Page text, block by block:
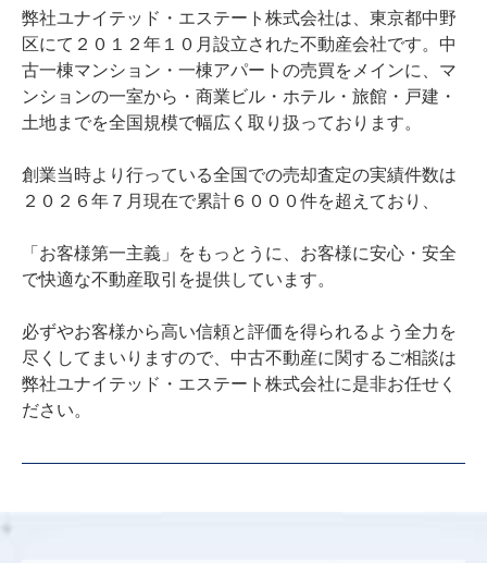
弊社ユナイテッド・エステート株式会社は、東京都中野
区にて２０１２年１０月設立された不動産会社です。中
古一棟マンション・一棟アパートの売買をメインに、マ
ンションの一室から・商業ビル・ホテル・旅館・戸建・
土地までを全国規模で幅広く取り扱っております。
創業当時より行っている全国での売却査定の実績件数は
２０２６年７月現在で累計６０００件を超えており、
「お客様第一主義」をもっとうに、お客様に安心・安全
で快適な不動産取引を提供しています。
必ずやお客様から高い信頼と評価を得られるよう全力を
尽くしてまいりますので、中古不動産に関するご相談は
弊社ユナイテッド・エステート株式会社に是非お任せく
ださい。